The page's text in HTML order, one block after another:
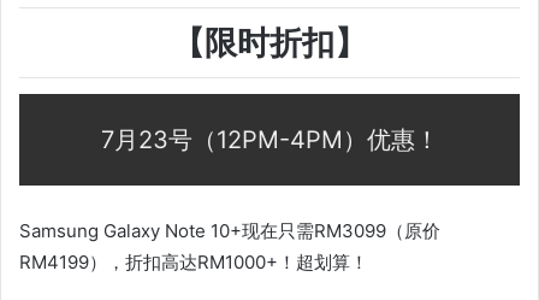
【限时折扣】
7月23号（12PM-4PM）优惠！
Samsung Galaxy Note 10+现在只需RM3099（原价
RM4199），折扣高达RM1000+！超划算！